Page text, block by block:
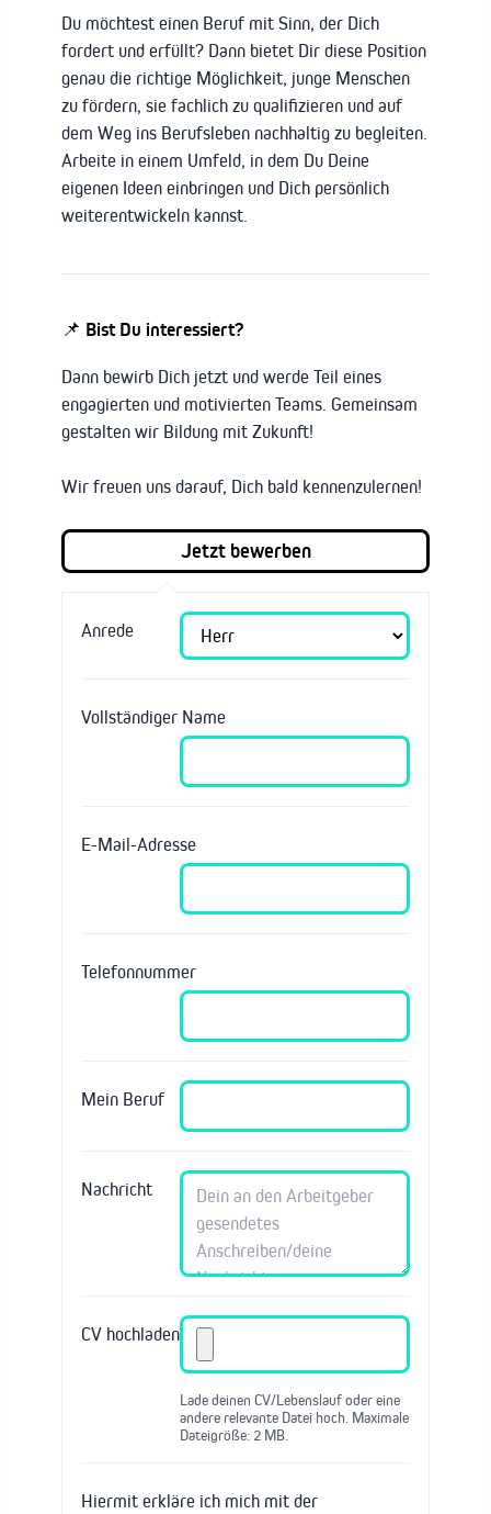
Du möchtest einen Beruf mit Sinn, der Dich
fordert und erfüllt? Dann bietet Dir diese Position
genau die richtige Möglichkeit, junge Menschen
zu fördern, sie fachlich zu qualifizieren und auf
dem Weg ins Berufsleben nachhaltig zu begleiten.
Arbeite in einem Umfeld, in dem Du Deine
eigenen Ideen einbringen und Dich persönlich
weiterentwickeln kannst.
📌 Bist Du interessiert?
Dann bewirb Dich jetzt und werde Teil eines
engagierten und motivierten Teams. Gemeinsam
gestalten wir Bildung mit Zukunft!
Wir freuen uns darauf, Dich bald kennenzulernen!
Anrede
Vollständiger Name
E-Mail-Adresse
Telefonnummer
Mein Beruf
Nachricht
CV hochladen
Lade deinen CV/Lebenslauf oder eine
andere relevante Datei hoch. Maximale
Dateigröße: 2 MB.
Hiermit erkläre ich mich mit der